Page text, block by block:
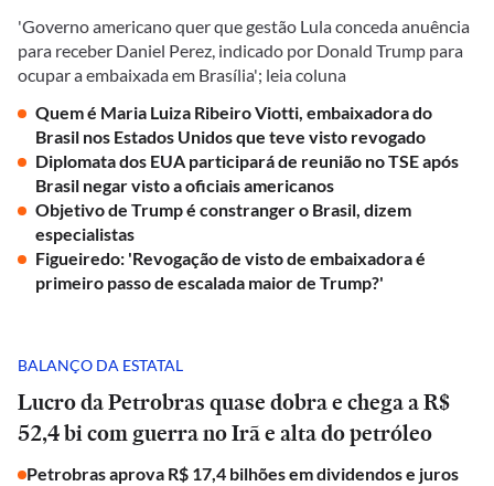
'Governo americano quer que gestão Lula conceda anuência
para receber Daniel Perez, indicado por Donald Trump para
ocupar a embaixada em Brasília'; leia coluna
Quem é Maria Luiza Ribeiro Viotti, embaixadora do
Brasil nos Estados Unidos que teve visto revogado
Diplomata dos EUA participará de reunião no TSE após
Brasil negar visto a oficiais americanos
Objetivo de Trump é constranger o Brasil, dizem
especialistas
Figueiredo: 'Revogação de visto de embaixadora é
primeiro passo de escalada maior de Trump?'
BALANÇO DA ESTATAL
Lucro da Petrobras quase dobra e chega a R$
52,4 bi com guerra no Irã e alta do petróleo
Petrobras aprova R$ 17,4 bilhões em dividendos e juros